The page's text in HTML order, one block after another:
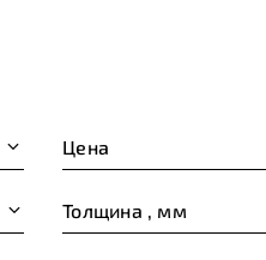
Цена
Толщина , мм